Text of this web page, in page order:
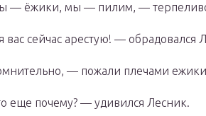
ёжики, мы — пилим, — терпеливо
вас сейчас арестую! — обрадовался
— пожали плечами
еще почему? — удивился Лесник.